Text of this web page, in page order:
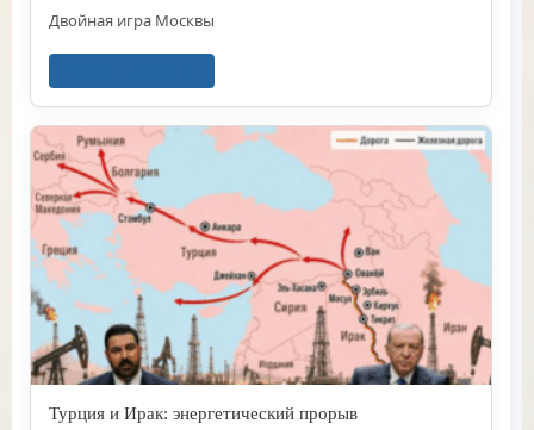
Двойная игра Москвы
Турция и Ирак: энергетический прорыв